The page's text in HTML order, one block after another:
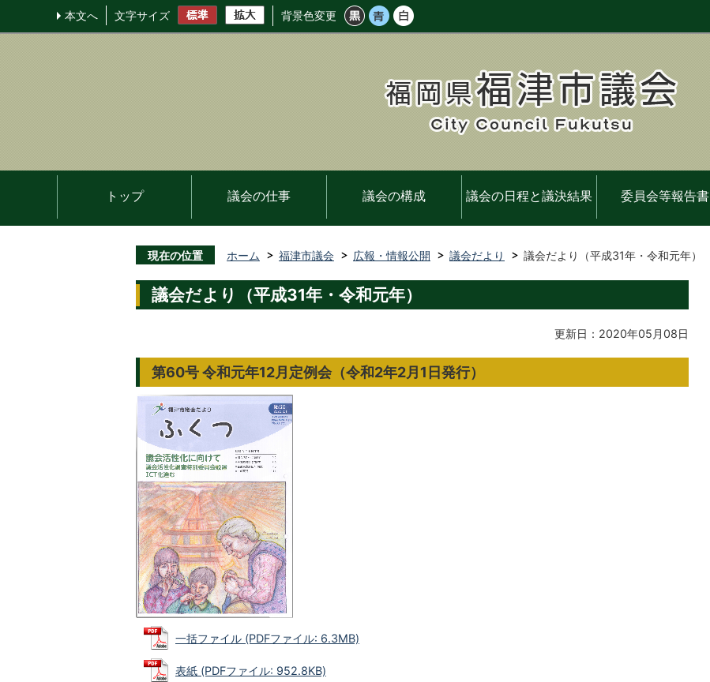
本文へ 文字サイズ 背景色変更
トップ 議会の仕事 議会の構成 議会の日程と議決結果 委員会等報告書
現在の位置 ホーム 福津市議会 広報・情報公開 議会だより 議会だより（平成31年・令和元年）
議会だより（平成31年・令和元年）
更新日：2020年05月08日
第60号 令和元年12月定例会（令和2年2月1日発行）
一括ファイル (PDFファイル: 6.3MB)
表紙 (PDFファイル: 952.8KB)